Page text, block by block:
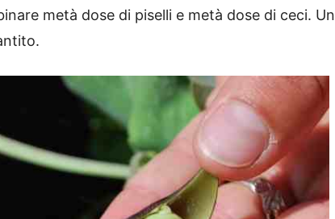
metà dose di piselli e metà dose di ceci. Un